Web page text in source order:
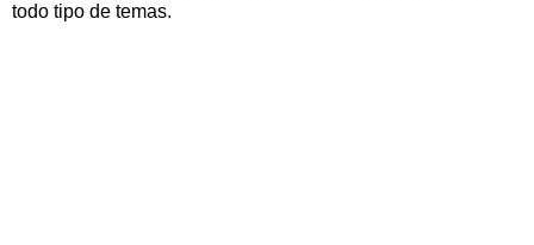
todo tipo de temas.